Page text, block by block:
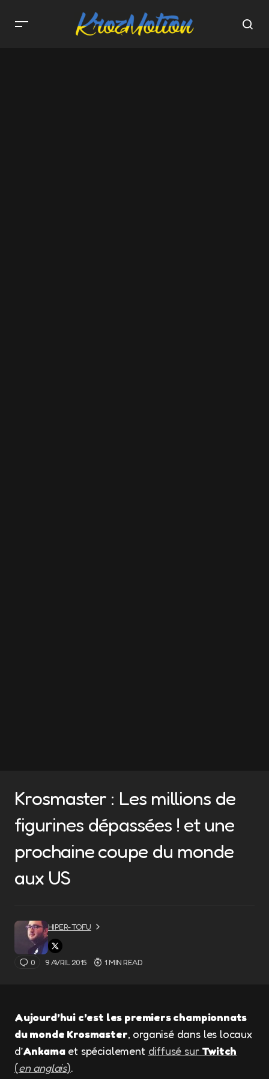
Krosmaster : Les millions de
figurines dépassées ! et une
prochaine coupe du monde
aux US
HIPER-TOFU
0 9 AVRIL 2015 1 MIN READ
Aujourd’hui c’est les premiers championnats
du monde Krosmaster, organisé dans les locaux
d’Ankamaet spécialement diffusé sur Twitch
(en anglais).